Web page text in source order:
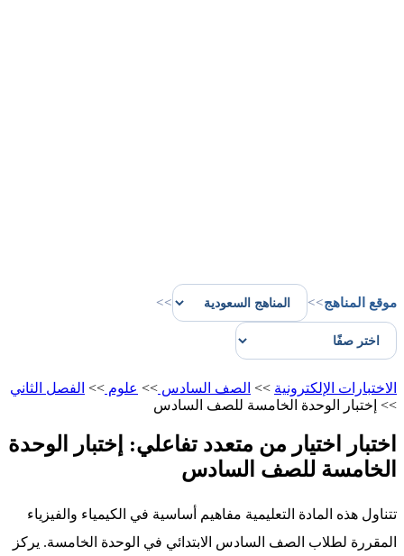
موقع المناهج>>
>>
الاختبارات الإلكترونية >> الصف السادس >> علوم >> الفصل الثاني
>> إختبار الوحدة الخامسة للصف السادس
اختبار اختيار من متعدد تفاعلي: إختبار الوحدة
الخامسة للصف السادس
تتناول هذه المادة التعليمية مفاهيم أساسية في الكيمياء والفيزياء
المقررة لطلاب الصف السادس الابتدائي في الوحدة الخامسة. يركز